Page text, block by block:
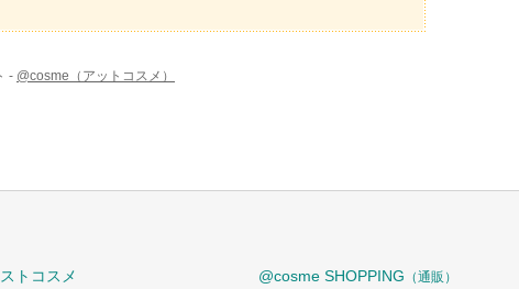
- @cosme（アットコスメ）
トコスメ
@cosme SHOPPING （通販）